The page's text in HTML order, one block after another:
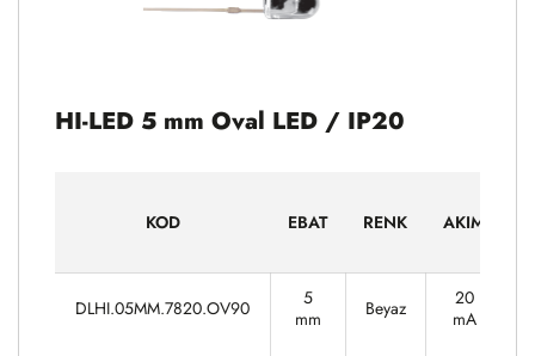
HI-LED 5 mm Oval LED / IP20
KOD EBAT RENK AKIM
DLHI.05MM.7820.OV90
5
mm
Beyaz
20
mA